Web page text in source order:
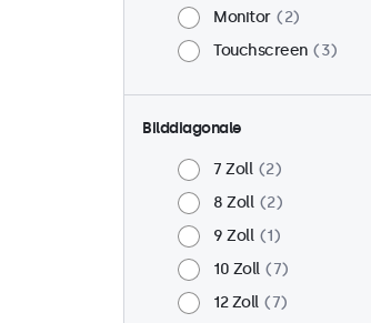
Monitor
2
Touchscreen
3
Bilddiagonale
7 Zoll
2
8 Zoll
2
9 Zoll
1
10 Zoll
7
12 Zoll
7